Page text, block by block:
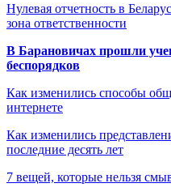
Нулевая отчетность в
зона ответственности
В Барановичах прошли
беспорядков
Как изменились способы
интернете
Как изменились
последние десять лет
7 вещей, которые нельзя